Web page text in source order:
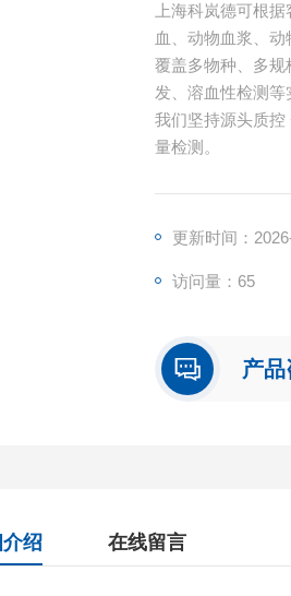
上海科岚德可根
血、动物血浆、
覆盖多物种、多
发、溶血性检测等
我们坚持源头质
量检测。
更新时间：
访问量：65
产品
绍 在线留言